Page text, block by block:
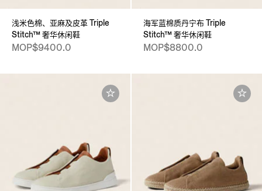
浅米色棉、亚麻及皮革 Triple
Stitch™ 奢华休闲鞋
MOP$9400.0
海军蓝棉质丹宁布 Triple
Stitch™ 奢华休闲鞋
MOP$8800.0